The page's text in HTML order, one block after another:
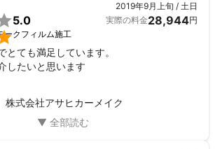
5.0
ークフィルム施工
2019年9月上旬 / 土日
実際の料金28,944円
とても満足しています。
したいと思います
株式会社アサヒカーメイク